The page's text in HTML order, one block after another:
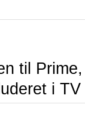
til
i